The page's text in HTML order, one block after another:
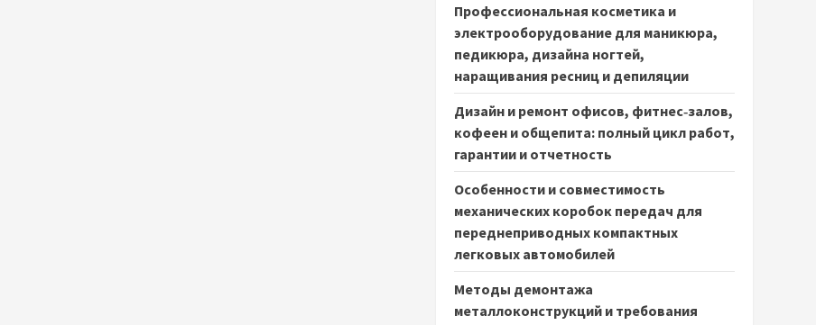
Профессиональная косметика и
электрооборудование для маникюра,
педикюра, дизайна ногтей,
наращивания ресниц и депиляции
Дизайн и ремонт офисов, фитнес‑залов,
кофеен и общепита: полный цикл работ,
гарантии и отчетность
Особенности и совместимость
механических коробок передач для
переднеприводных компактных
легковых автомобилей
Методы демонтажа
металлоконструкций и требования